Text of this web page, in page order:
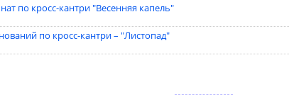
по кросс-кантри "Весенняя капель"
по кросс-кантри – "Листопад"